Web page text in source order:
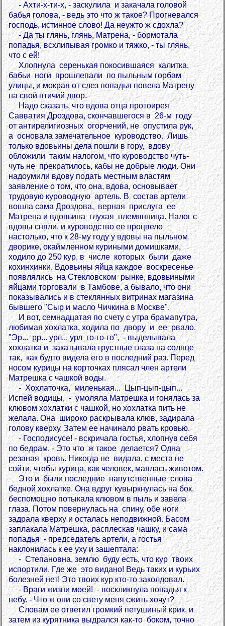
- Ахти-х-ти-х, - заскулила и закачала головой
бабья голова, - ведь это что ж такое? Прогневался
господь, истинное слово! Да неужто ж сдохла?
- Да ты глянь, глянь, Матрена, - бормотала
попадья, всхлипывая громко и тяжко, - ты глянь,
что с ей!
Хлопнула серенькая покосившаяся калитка,
бабьи ноги прошлепали по пыльным горбам
улицы, и мокрая от слез попадья повела Матрену
на свой птичий двор.
Надо сказать, что вдова отца протоирея
Савватия Дроздова, скончавшегося в 26-м году
от антирелигиозных огорчений, не опустила рук,
а основала замечательное куроводство. Лишь
только вдовьины дела пошли в гору, вдову
обложили таким налогом, что куроводство чуть-
чуть не прекратилось, кабы не добрые люди. Они
надоумили вдову подать местным властям
заявление о том, что она, вдова, основывает
трудовую куроводную артель. В состав артели
вошла сама Дроздова, верная прислуга ее
Матрена и вдовьина глухая племянница. Налог с
вдовы сняли, и куроводство ее процвело
настолько, что к 28-му году у вдовы на пыльном
дворике, окаймленном куриными домишками,
ходило до 250 кур, в числе которых были даже
кохинхинки. Вдовьины яйца каждое воскресенье
появлялись на Стекловском рынке, вдовьиными
яйцами торговали в Тамбове, а бывало, что они
показывались и в стеклянных витринах магазина
бывшего "Сыр и масло Чичкина в Москве".
И вот, семнадцатая по счету с утра брамапутра,
любимая хохлатка, ходила по двору и ее рвало.
"Эр... рр... урл... урл го-го-го", - выделывала
хохлатка и закатывала грустные глаза на солнце
так, как будто видела его в последний раз. Перед
носом курицы на корточках плясал член артели
Матрешка с чашкой воды.
- Хохлаточка, миленькая... Цып-цып-цып...
Испей водицы, - умоляла Матрешка и гонялась за
клювом хохлатки с чашкой, но хохлатка пить не
желала. Она широко раскрывала клюв, задирала
голову кверху. Затем ее начинало рвать кровью.
- Господисусе! - вскричала гостья, хлопнув себя
по бедрам. - Это что ж такое делается? Одна
резаная кровь. Никогда не видала, с места не
сойти, чтобы курица, как человек, маялась животом.
Это и были последние напутственные слова
бедной хохлатке. Она вдруг кувыркнулась на бок,
беспомощно потыкала клювом в пыль и завела
глаза. Потом повернулась на спину, обе ноги
задрала кверху и осталась неподвижной. Басом
заплакала Матрешка, расплескав чашку, и сама
попадья - председатель артели, а гостья
наклонилась к ее уху и зашептала:
- Степановна, землю буду есть, что кур твоих
испортили. Где же это видано! Ведь таких и курьих
болезней нет! Это твоих кур кто-то заколдовал.
- Враги жизни моей! - воскликнула попадья к
небу. - Что ж они со свету меня сжить хочут?
Словам ее ответил громкий петушиный крик, и
затем из курятника выдрался как-то боком, точно